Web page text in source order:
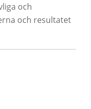
och
och resultatet